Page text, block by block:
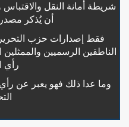
شريطة أمانة النقل والاقتباس
أن يُذكر
فقط إصدارات حزب التحرير،
الناطقين الرسميين
رأي
وما عدا ذلك فهو يعبر عن